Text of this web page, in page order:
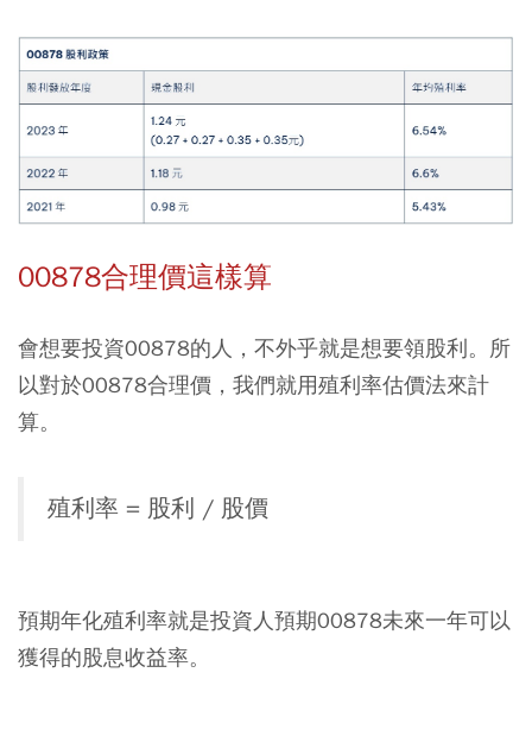
00878合理價這樣算
會想要投資00878的人，不外乎就是想要領股利。所
以對於00878合理價，我們就用殖利率估價法來計
算。
殖利率 = 股利 / 股價
預期年化殖利率就是投資人預期00878未來一年可以
獲得的股息收益率。